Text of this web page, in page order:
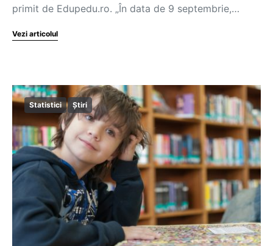
primit de Edupedu.ro. „În data de 9 septembrie,…
Vezi articolul
Statistici Știri